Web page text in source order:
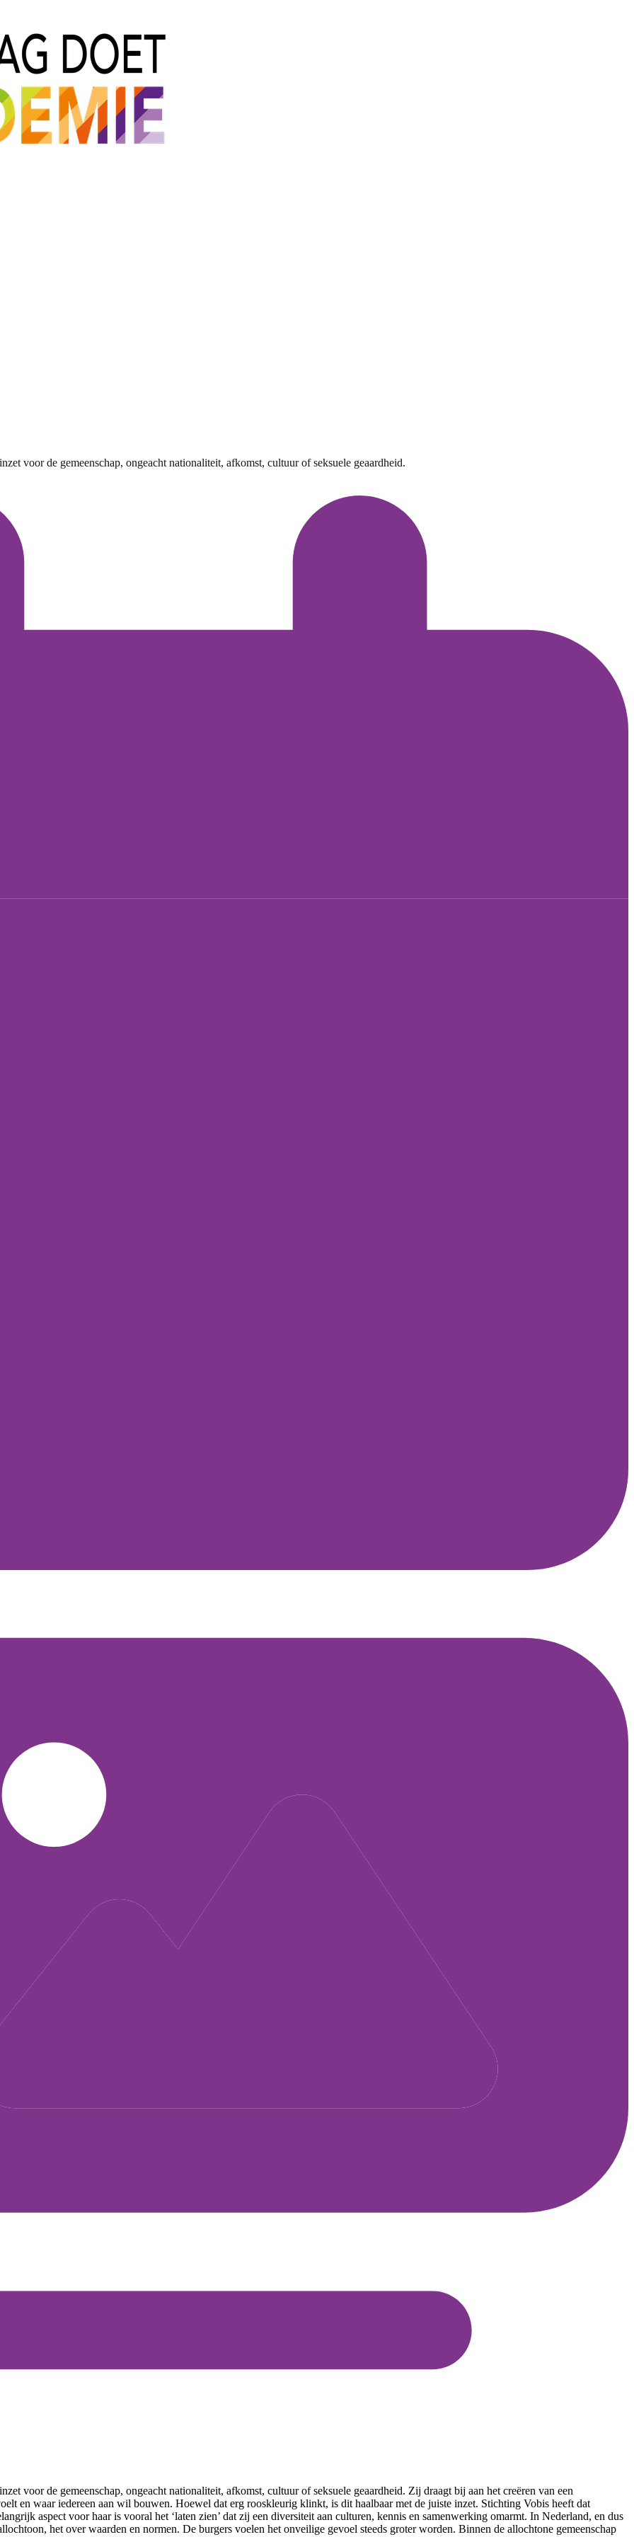
voor de gemeenschap, ongeacht nationaliteit, afkomst, cultuur of seksuele geaardheid.
voor de gemeenschap, ongeacht nationaliteit, afkomst, cultuur of seksuele geaardheid. Zij draagt bij aan het creëren van een
en waar iedereen aan wil bouwen. Hoewel dat erg rooskleurig klinkt, is dit haalbaar met de juiste inzet. Stichting Vobis heeft dat
aspect voor haar is vooral het ‘laten zien’ dat zij een diversiteit aan culturen, kennis en samenwerking omarmt. In Nederland, en dus
het over waarden en normen. De burgers voelen het onveilige gevoel steeds groter worden. Binnen de allochtone gemeenschap